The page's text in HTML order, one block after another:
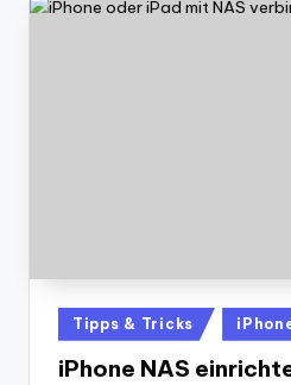
Posted
in
Tipps & Tricks
iPhone NAS